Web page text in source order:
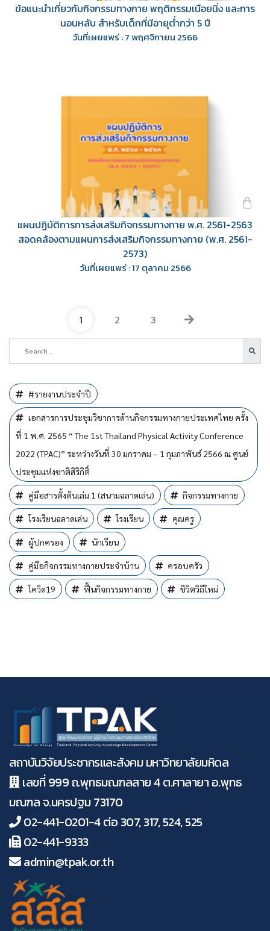
ข้อแนะนำเกี่ยวกับกิจกรรมทางกาย พฤติกรรมเนือยนิ่ง และการ
นอนหลับ สำหรับเด็กที่มีอายุต่ำกว่า 5 ปี
วันที่เผยแพร่ : 7 พฤศจิกายน 2566
แผนปฏิบัติการการส่งเสริมกิจกรรมทางกาย พ.ศ. 2561-2563
สอดคล้องตามแผนการส่งเสริมกิจกรรมทางกาย (พ.ศ. 2561-
2573)
วันที่เผยแพร่ : 17 ตุลาคม 2566
1 2 3
#รายงานประจำปี
เอกสารการประชุมวิชาการด้านกิจกรรมทางกายประเทศไทย ครั้ง
ที่ 1 พ.ศ. 2565 “ The 1st Thailand Physical Activity Conference
2022 (TPAC)” ระหว่างวันที่ 30 มกราคม – 1 กุมภาพันธ์ 2566 ณ ศูนย์
ประชุมแห่งชาติสิริกิติ์
คู่มือสารตั้งต้นเล่ม 1 (สนามฉลาดเล่น) กิจกรรมทางกาย
โรงเรียนฉลาดเล่น โรงเรียน คุณครู
ผู้ปกครอง นักเรียน
คู่มือกิจกรรมทางกายประจำบ้าน ครอบครัว
โควิด19 ฟื้นกิจกรรมทางกาย ชีวิตวิถีใหม่
สถาบันวิจัยประชากรและสังคม มหาวิทยาลัยมหิดล
เลขที่ 999 ถ.พุทธมณฑลสาย 4 ต.ศาลายา อ.พุทธ
มณฑล จ.นครปฐม 73170
02-441-0201-4 ต่อ 307, 317, 524, 525
02-441-9333
admin@tpak.or.th